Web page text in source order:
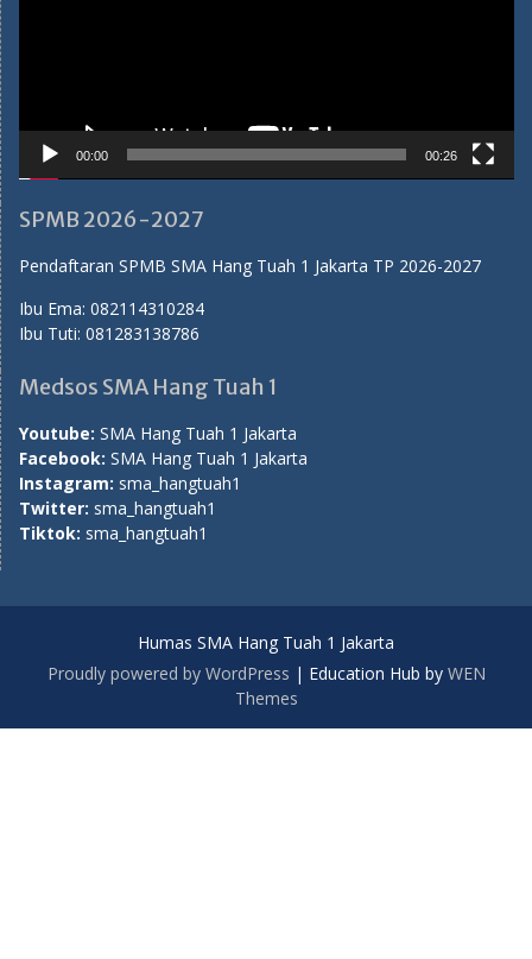
00:00 00:26
SPMB 2026-2027
Pendaftaran SPMB SMA Hang Tuah 1 Jakarta TP 2026-2027
Ibu Ema: 082114310284
Ibu Tuti: 081283138786
Medsos SMA Hang Tuah 1
Youtube: SMA Hang Tuah 1 Jakarta
Facebook: SMA Hang Tuah 1 Jakarta
Instagram: sma_hangtuah1
Twitter: sma_hangtuah1
Tiktok: sma_hangtuah1
Humas SMA Hang Tuah 1 Jakarta
Proudly powered by WordPress | Education Hub by WEN
Themes